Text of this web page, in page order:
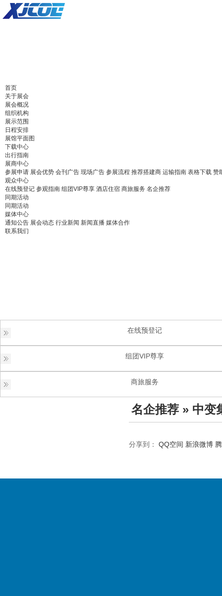
首页
关于展会
展会概况
组织机构
展示范围
日程安排
展馆平面图
下载中心
出行指南
展商中心
参展申请 展会优势 会刊广告 现场广告 参展流程 推荐搭建商 运输指南 表格下载 赞
观众中心
在线预登记 参观指南 组团VIP尊享 酒店住宿 商旅服务 名企推荐
同期活动
同期活动
媒体中心
通知公告 展会动态 行业新闻 新闻直播 媒体合作
联系我们
在线预登记
组团VIP尊享
商旅服务
名企推荐 » 中变
分享到： QQ空间 新浪微博